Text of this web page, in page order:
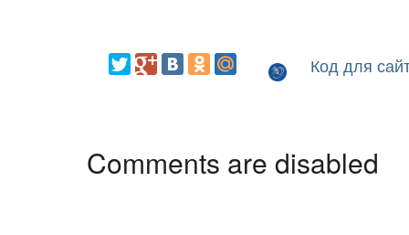
Код для
Comments are disabled